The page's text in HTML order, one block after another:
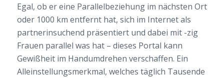
Egal, ob er eine Parallelbeziehung im nächsten Ort
oder 1000 km entfernt hat, sich im Internet als
partnerinsuchend präsentiert und dabei mit -zig
Frauen parallel was hat – dieses Portal kann
Gewißheit im Handumdrehen verschaffen. Ein
Alleinstellungsmerkmal, welches täglich Tausende